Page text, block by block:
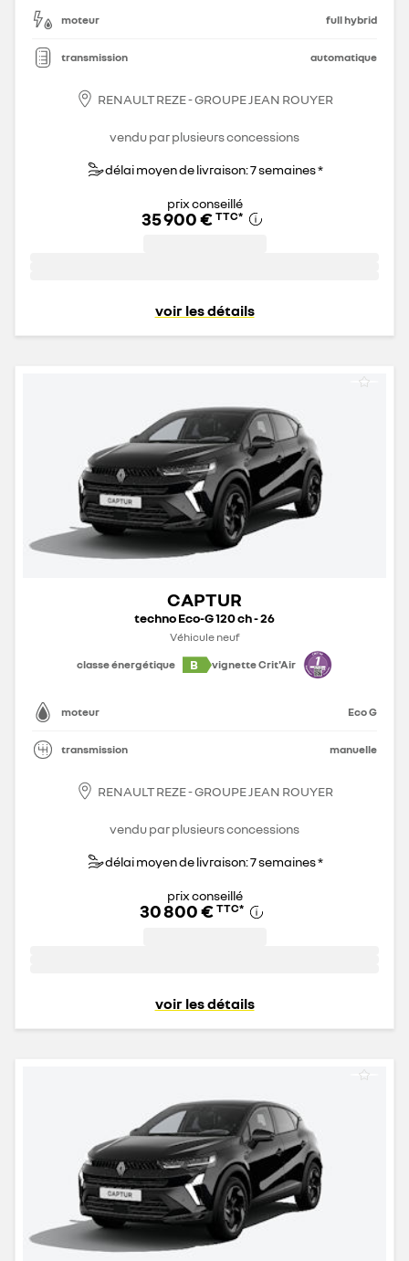
moteur full hybrid
transmission automatique
RENAULT REZE - GROUPE JEAN ROUYER
vendu par plusieurs concessions
délai moyen de livraison: 7 semaines *
prix conseillé
35 900 € TTC*
voir les détails
CAPTUR
techno Eco-G 120 ch - 26
Véhicule neuf
classe énergétique
B vignette Crit'Air
moteur Eco G
transmission manuelle
RENAULT REZE - GROUPE JEAN ROUYER
vendu par plusieurs concessions
délai moyen de livraison: 7 semaines *
prix conseillé
30 800 € TTC*
voir les détails